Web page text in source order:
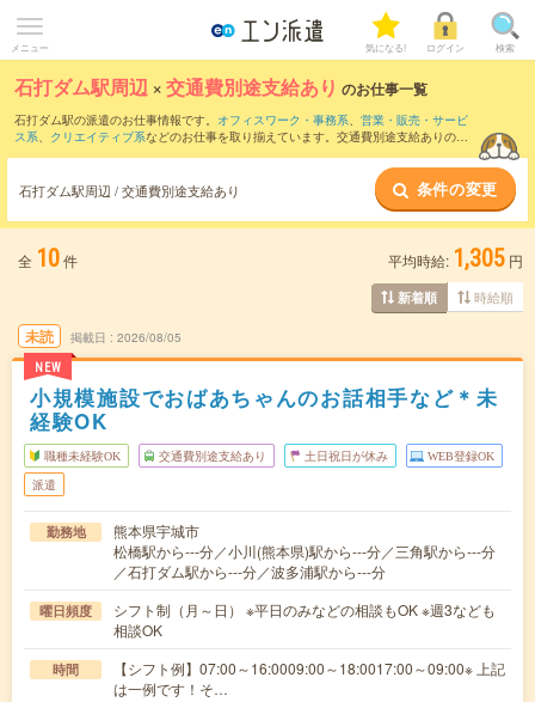
メニュー 気になる! ログイン 検索
石打ダム駅周辺 ×交通費別途支給あり のお仕事一覧
石打ダム駅の派遣のお仕事情報です。 オフィスワーク・事務系、 営業・販売・サービ
ス系、 クリエイティブ系などのお仕事を取り揃えています。交通費別途支給ありの条
石打ダム駅周辺 / 交通費別途支給あり 条件の変更
全 10件 平均時給: 1,305 円
新着順 時給順
未読
NEW
掲載日 2026/08/05
小規模施設でおばあちゃんのお話相手など＊未
経験OK
職種未経験OK 交通費別途支給あり 土日祝日が休み WEB登録OK
派遣
勤務地
熊本県宇城市
松橋駅から---分／小川(熊本県)駅から---分／三角駅から---分
／石打ダム駅から---分／波多浦駅から---分
曜日頻度
シフト制（月～日） ※平日のみなどの相談もOK ※週3なども
相談OK
時間
【シフト例】07:00～16:0009:00～18:0017:00～09:00※ 上記
は一例です！そ…